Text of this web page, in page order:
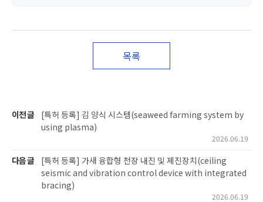
목록
이전 글
[특허 등록] 김 양식 시스템(seaweed farming system by
using plasma)
2026.06.19
다음 글
[특허 등록] 가새 융합형 천장 내진 및 제진장치(ceiling
seismic and vibration control device with integrated
bracing)
2026.06.19